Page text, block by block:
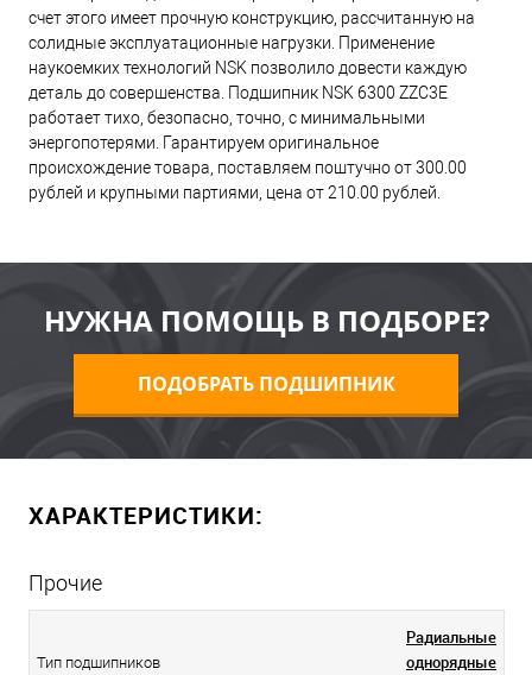
счет этого имеет прочную конструкцию, рассчитанную на
солидные эксплуатационные нагрузки. Применение
наукоемких технологий NSK позволило довести каждую
деталь до совершенства. Подшипник NSK 6300 ZZC3E
работает тихо, безопасно, точно, с минимальными
энергопотерями. Гарантируем оригинальное
происхождение товара, поставляем поштучно от 300.00
рублей и крупными партиями, цена от 210.00 рублей.
НУЖНА ПОМОЩЬ В ПОДБОРЕ?
ПОДОБРАТЬ ПОДШИПНИК
ХАРАКТЕРИСТИКИ:
Прочие
Тип подшипников
Радиальные
однорядные